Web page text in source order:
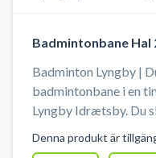
Badmintonbane Hal
Badminton Lyngby |
badmintonbane i en
Lyngby Idrætsby. Du
Medbring selv
Denna produkt är